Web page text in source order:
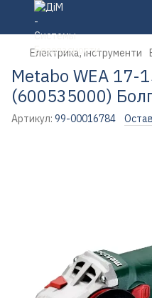
Електрика, інструменти
Metabo WEA 17-
(600535000)
Артикул: 99-00016784